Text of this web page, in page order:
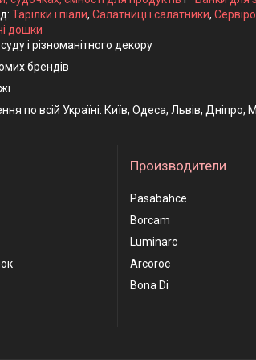
Тарілки і піали, Салатниці і салатники,
дошки
і різноманітного декору
брендів
по всій Україні: Київ, Одеса, Львів,
Производители
Pasabahce
Borcam
Luminarc
Arcoroc
Bona Di